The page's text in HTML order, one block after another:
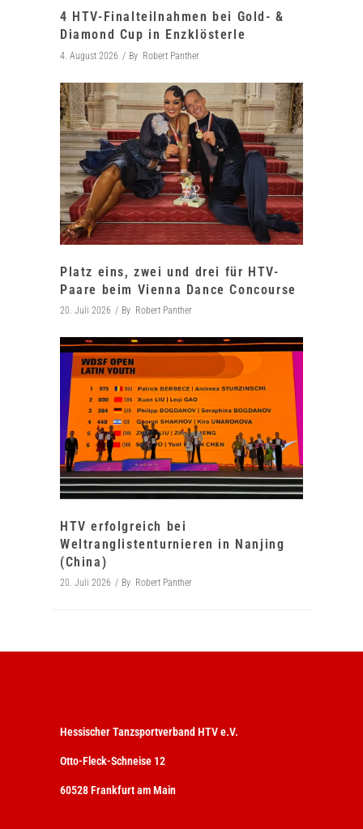
4 HTV-Finalteilnahmen bei Gold- &
Diamond Cup in Enzklösterle
4. August 2026 By Robert Panther
Platz eins, zwei und drei für HTV-
Paare beim Vienna Dance Concourse
20. Juli 2026 By Robert Panther
HTV erfolgreich bei
Weltranglistenturnieren in Nanjing
(China)
20. Juli 2026 By Robert Panther
Hessischer Tanzsportverband HTV e.V.
Otto-Fleck-Schneise 12
60528 Frankfurt am Main